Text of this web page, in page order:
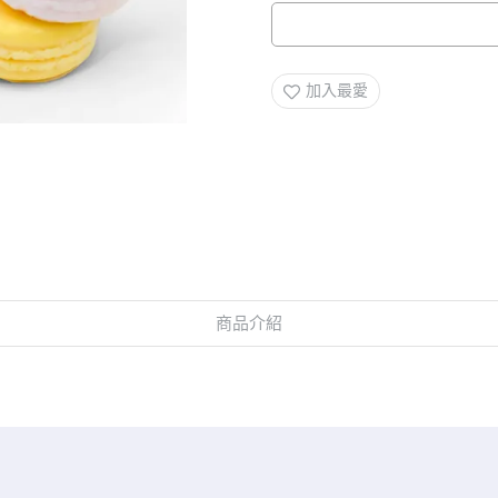
加入最愛
商品介紹